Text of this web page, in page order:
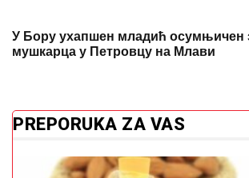
У Бору ухапшен младић осумњичен
мушкарца у Петровцу на Млави
PREPORUKA ZA VAS